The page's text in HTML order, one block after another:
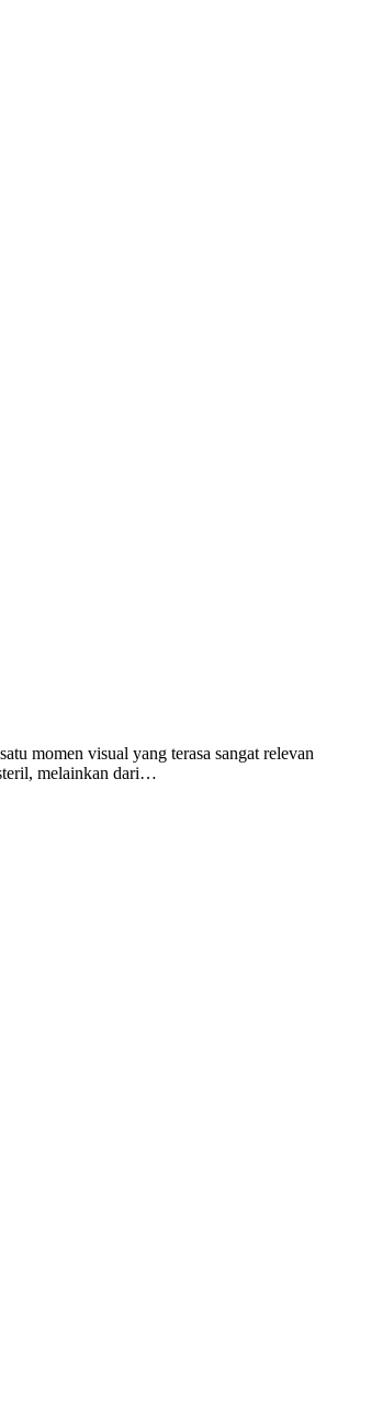
momen visual yang terasa sangat relevan
melainkan dari…